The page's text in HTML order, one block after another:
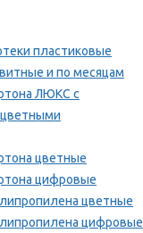
пластиковые
и по месяцам
ЛЮКС с
цветные
цифровые
цветные
цифровые